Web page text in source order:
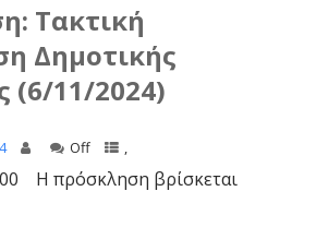
Τακτική
Δημοτικής
(6/11/2024)
Off
Η πρόσκληση βρίσκεται